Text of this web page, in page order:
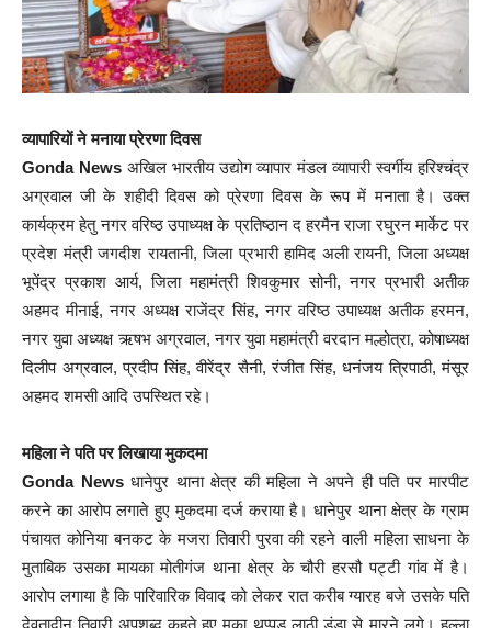
व्यापारियों ने मनाया प्रेरणा दिवस
Gonda Newsअखिल भारतीय उद्योग व्यापार मंडल व्यापारी स्वर्गीय हरिश्चंद्र
अग्रवाल जी के शहीदी दिवस को प्रेरणा दिवस के रूप में मनाता है। उक्त
कार्यक्रम हेतु नगर वरिष्ठ उपाध्यक्ष के प्रतिष्ठान द हरमैन राजा रघुरन मार्केट पर
प्रदेश मंत्री जगदीश रायतानी, जिला प्रभारी हामिद अली रायनी, जिला अध्यक्ष
भूपेंद्र प्रकाश आर्य, जिला महामंत्री शिवकुमार सोनी, नगर प्रभारी अतीक
अहमद मीनाई, नगर अध्यक्ष राजेंद्र सिंह, नगर वरिष्ठ उपाध्यक्ष अतीक हरमन,
नगर युवा अध्यक्ष ऋषभ अग्रवाल, नगर युवा महामंत्री वरदान मल्होत्रा, कोषाध्यक्ष
दिलीप अग्रवाल, प्रदीप सिंह, वीरेंद्र सैनी, रंजीत सिंह, धनंजय त्रिपाठी, मंसूर
अहमद शमसी आदि उपस्थित रहे।
महिला ने पति पर लिखाया मुकदमा
Gonda Newsधानेपुर थाना क्षेत्र की महिला ने अपने ही पति पर मारपीट
करने का आरोप लगाते हुए मुकदमा दर्ज कराया है। धानेपुर थाना क्षेत्र के ग्राम
पंचायत कोनिया बनकट के मजरा तिवारी पुरवा की रहने वाली महिला साधना के
मुताबिक उसका मायका मोतीगंज थाना क्षेत्र के चौरी हरसौ पट्टी गांव में है।
आरोप लगाया है कि पारिवारिक विवाद को लेकर रात करीब ग्यारह बजे उसके पति
देवतादीन तिवारी अपशब्द कहते हुए मूका थप्पड़ लाठी डंडा से मारने लगे। हल्ला